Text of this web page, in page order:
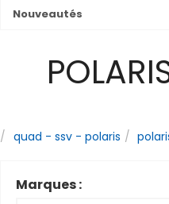
Nouveautés
quad - ssv - polaris
Marques :